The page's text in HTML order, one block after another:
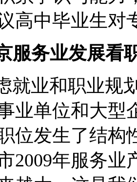
高中毕业生对
服务业发展看
就业和职业规
业单位和大型
位发生了结构
2009年服务业